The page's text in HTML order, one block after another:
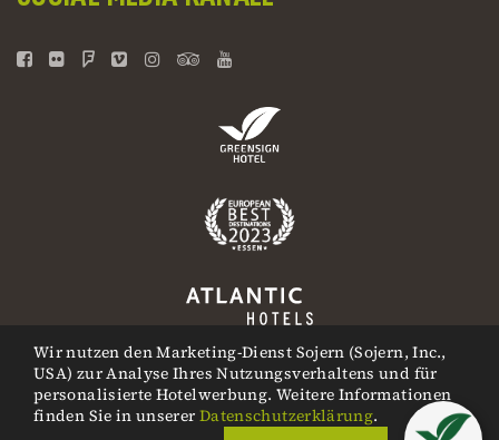
Wir nutzen den Marketing-Dienst Sojern (Sojern, Inc.,
USA) zur Analyse Ihres Nutzungsverhaltens und für
personalisierte Hotelwerbung. Weitere Informationen
finden Sie in unserer Datenschutzerklärung.